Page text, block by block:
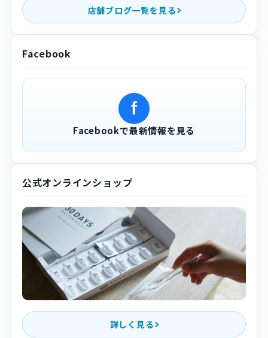
店舗ブログ一覧を見る
Facebook
f
Facebookで最新情報を見る
公式オンラインショップ
詳しく見る